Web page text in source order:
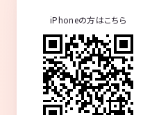
iPhoneの方はこちら